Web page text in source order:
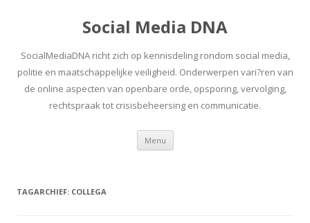
Social Media DNA
SocialMediaDNA richt zich op kennisdeling rondom social media,
politie en maatschappelijke veiligheid. Onderwerpen vari?ren van
de online aspecten van openbare orde, opsporing, vervolging,
rechtspraak tot crisisbeheersing en communicatie.
Menu Spring
inhoud
TAGARCHIEF: COLLEGA